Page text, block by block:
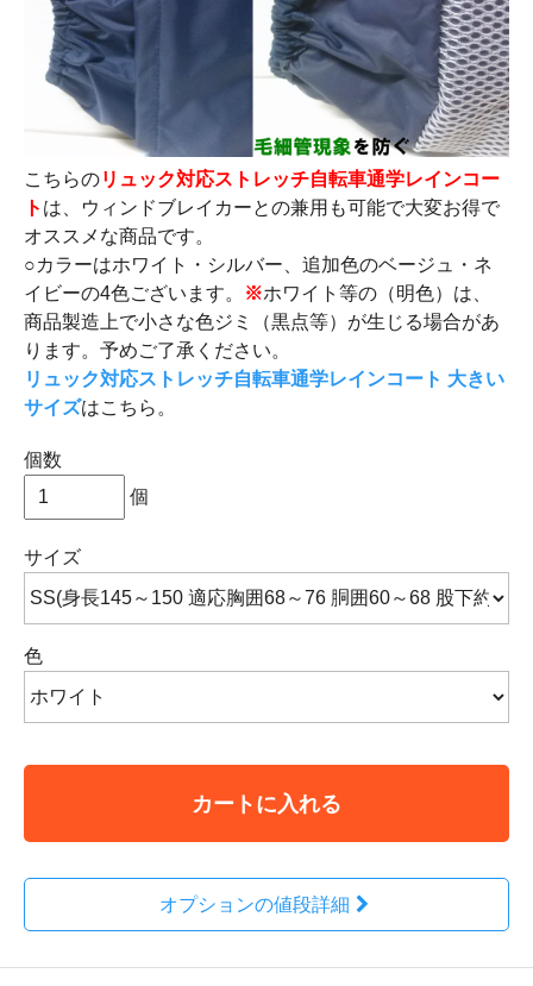
こちらのリュック対応ストレッチ自転車通学レインコー
ト は、ウィンドブレイカーとの兼用も可能で大変お得で
オススメな商品です。
○カラーはホワイト・シルバー、追加色のベージュ・ネ
イビーの4色ございます。
※ホワイト等の（明色）は、
商品製造上で小さな色ジミ（黒点等）が生じる場合があ
ります。予めご了承ください。
リュック対応ストレッチ自転車通学レインコート 大きい
サイズはこちら。
個数
個
サイズ
色
カートに入れる
オプションの値段詳細